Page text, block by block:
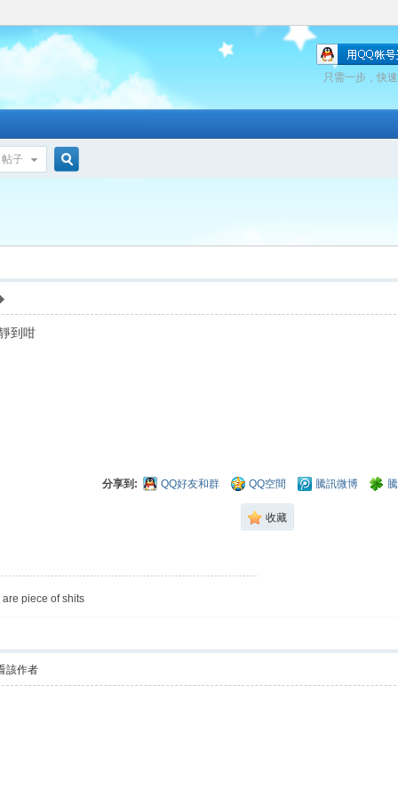
只需一步，快
帖子
到咁
分享到: QQ好友和群 QQ空間 騰訊微博
收藏
piece of shits
該作者